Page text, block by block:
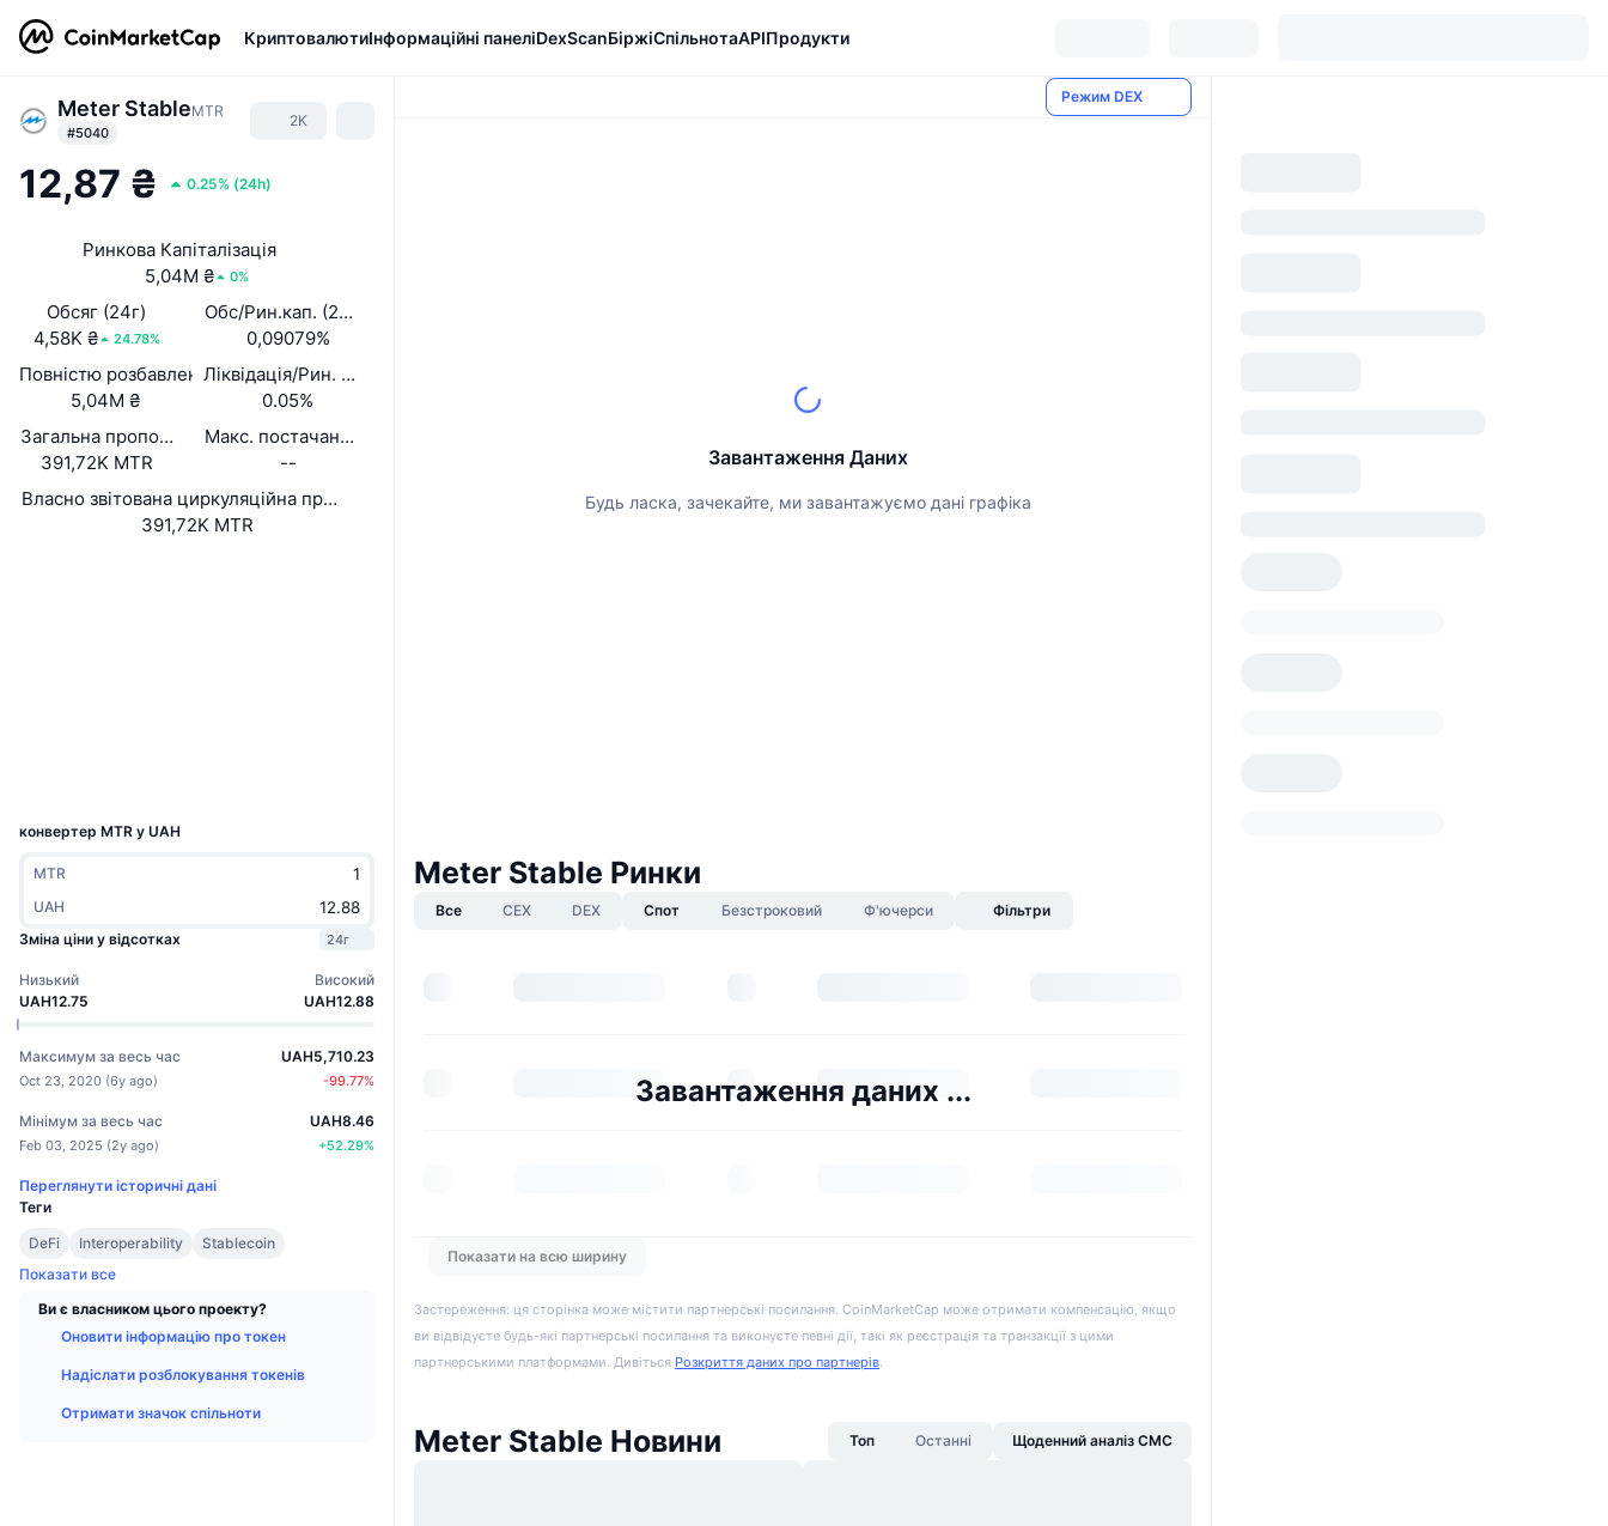
КриптовалютиІнформаційні панеліDexScanБіржіСпільнотаAPIПродукти
Meter StableMTR
#5040
2K
12,87 ₴ 0.25% (24h)
Ринкова Капіталізація
5,04M ₴
0%
Обсяг (24г)
4,58K ₴
24.78%
Обс/Рин.кап. (24 год.)
0,09079%
Повністю розбавлена вартість (FDV)
5,04M ₴
Ліквідація/Рин. кап.
0.05%
Загальна пропозиція
391,72K MTR
Макс. постачання
--
Власно звітована циркуляційна пропозиція
391,72K MTR
конвертер MTR у UAH
MTR
UAH
Зміна ціни у відсотках
24г
Низький
UAH12.75
Високий
UAH12.88
Максимум за весь час
Oct 23, 2020 (6y ago)
UAH5,710.23
-99.77%
Мінімум за весь час
Feb 03, 2025 (2y ago)
UAH8.46
+52.29%
Переглянути історичні дані
Теги
DeFi
Interoperability
Stablecoin
Показати все
Ви є власником цього проекту?
Оновити інформацію про токен
Надіслати розблокування токенів
Отримати значок спільноти
Режим DEX
Завантаження Даних
Будь ласка, зачекайте, ми завантажуємо дані графіка
Meter Stable Ринки
Все CEX DEX Спот Безстроковий Ф'ючерси Фільтри
Завантаження даних ...
Показати на всю ширину
Застереження: ця сторінка може містити партнерські посилання. CoinMarketCap може отримати компенсацію, якщо
ви відвідуєте будь-які партнерські посилання та виконуєте певні дії, такі як реєстрація та транзакції з цими
партнерськими платформами. Дивіться Розкриття даних про партнерів.
Meter Stable Новини Топ Останні Щоденний аналіз CMC